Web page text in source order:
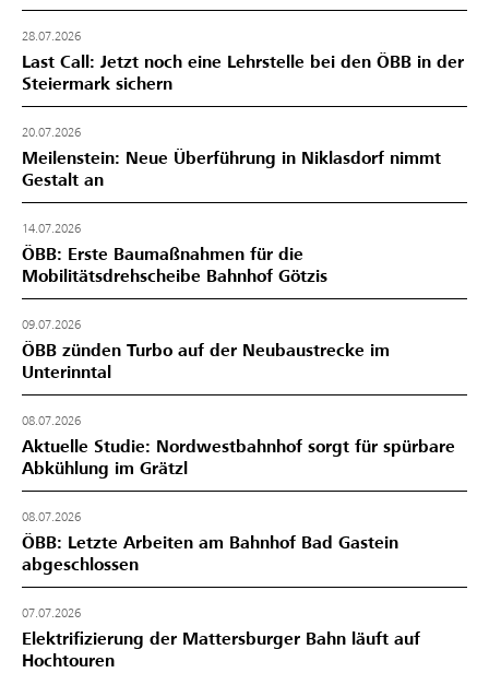
28.07.2026
Last Call: Jetzt noch eine Lehrstelle bei den ÖBB in der
Steiermark sichern
20.07.2026
Meilenstein: Neue Überführung in Niklasdorf nimmt
Gestalt an
14.07.2026
ÖBB: Erste Baumaßnahmen für die
Mobilitätsdrehscheibe Bahnhof Götzis
09.07.2026
ÖBB zünden Turbo auf der Neubaustrecke im
Unterinntal
08.07.2026
Aktuelle Studie: Nordwestbahnhof sorgt für spürbare
Abkühlung im Grätzl
08.07.2026
ÖBB: Letzte Arbeiten am Bahnhof Bad Gastein
abgeschlossen
07.07.2026
Elektrifizierung der Mattersburger Bahn läuft auf
Hochtouren